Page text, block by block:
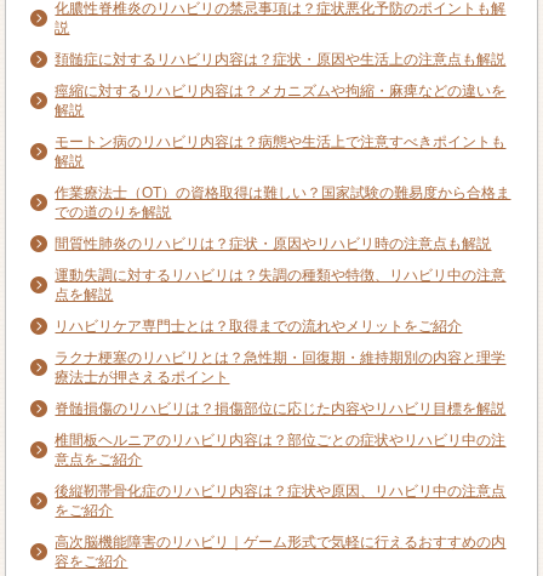
化膿性脊椎炎のリハビリの禁忌事項は？症状悪化予防のポイントも解
説
頚髄症に対するリハビリ内容は？症状・原因や生活上の注意点も解説
痙縮に対するリハビリ内容は？メカニズムや拘縮・麻痺などの違いを
解説
モートン病のリハビリ内容は？病態や生活上で注意すべきポイントも
解説
作業療法士（OT）の資格取得は難しい？国家試験の難易度から合格ま
での道のりを解説
間質性肺炎のリハビリは？症状・原因やリハビリ時の注意点も解説
運動失調に対するリハビリは？失調の種類や特徴、リハビリ中の注意
点を解説
リハビリケア専門士とは？取得までの流れやメリットをご紹介
ラクナ梗塞のリハビリとは？急性期・回復期・維持期別の内容と理学
療法士が押さえるポイント
脊髄損傷のリハビリは？損傷部位に応じた内容やリハビリ目標を解説
椎間板ヘルニアのリハビリ内容は？部位ごとの症状やリハビリ中の注
意点をご紹介
後縦靭帯骨化症のリハビリ内容は？症状や原因、リハビリ中の注意点
をご紹介
高次脳機能障害のリハビリ｜ゲーム形式で気軽に行えるおすすめの内
容をご紹介